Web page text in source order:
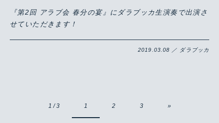
『第2回 アラブ会 春分の宴』にダラブッカ生演奏で出演さ
せていただきます！
2019.03.08 ／ ダラブッカ
1 / 3 1 2 3 »